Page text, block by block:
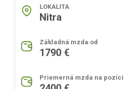
LOKALITA
Nitra
Základná mzda od
1790 €
Priemerná mzda na